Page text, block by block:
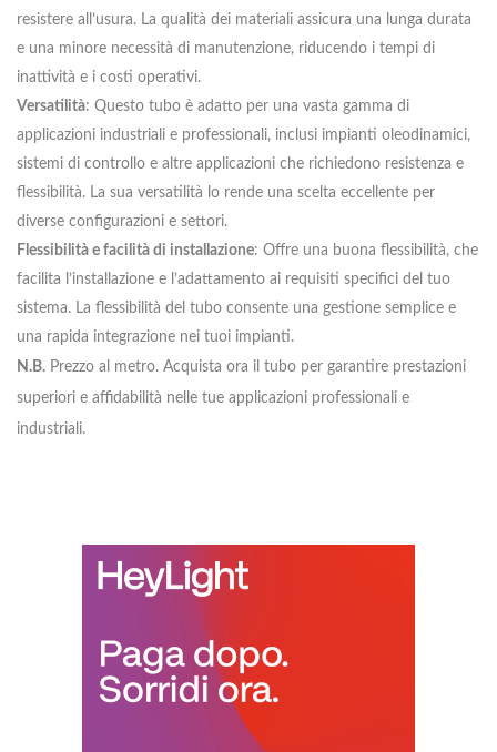
resistere all’usura. La qualità dei materiali assicura una lunga durata
e una minore necessità di manutenzione, riducendo i tempi di
inattività e i costi operativi.
Versatilità: Questo tubo è adatto per una vasta gamma di
applicazioni industriali e professionali, inclusi impianti oleodinamici,
sistemi di controllo e altre applicazioni che richiedono resistenza e
flessibilità. La sua versatilità lo rende una scelta eccellente per
diverse configurazioni e settori.
Flessibilità e facilità di installazione: Offre una buona flessibilità, che
facilita l’installazione e l’adattamento ai requisiti specifici del tuo
sistema. La flessibilità del tubo consente una gestione semplice e
una rapida integrazione nei tuoi impianti.
N.B. Prezzo al metro. Acquista ora il tubo per garantire prestazioni
superiori e affidabilità nelle tue applicazioni professionali e
industriali.